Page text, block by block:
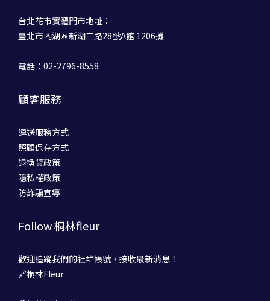
台北花市實體門市地址：
臺北市內湖區新湖三路28號A館 1206攤
電話：02-2796-8558
顧客服務
運送服務方式
照顧保存方式
退換貨政策
隱私權政策
防詐騙宣導
Follow 桐林fleur
歡迎追蹤我們的社群帳號，接收最新消息！
🔗桐林Fleur